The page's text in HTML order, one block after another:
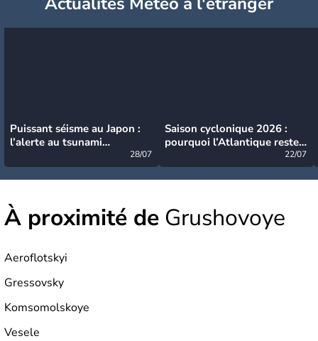
Puissant séisme au Japon :
l’alerte au tsunami
28/07
Saison cyclonique 2026 :
pourquoi l’Atlantique reste
22/07
À proximité de Grushovoye
Aeroflotskyi
Gressovsky
Komsomolskoye
Vesele